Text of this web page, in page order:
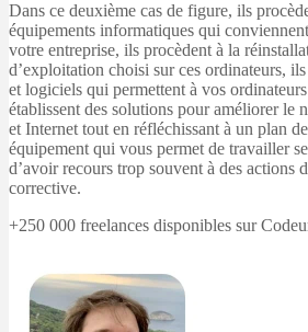
Dans ce deuxième cas de figure, ils
équipements informatiques qui
votre entreprise, ils procèdent à la
d’exploitation choisi sur ces ordinateurs,
et logiciels qui permettent à vos
établissent des solutions pour améliorer le
et Internet tout en réfléchissant à un plan
équipement qui vous permet de travailler
d’avoir recours trop souvent à des actions
corrective.
+250 000 freelances disponibles sur